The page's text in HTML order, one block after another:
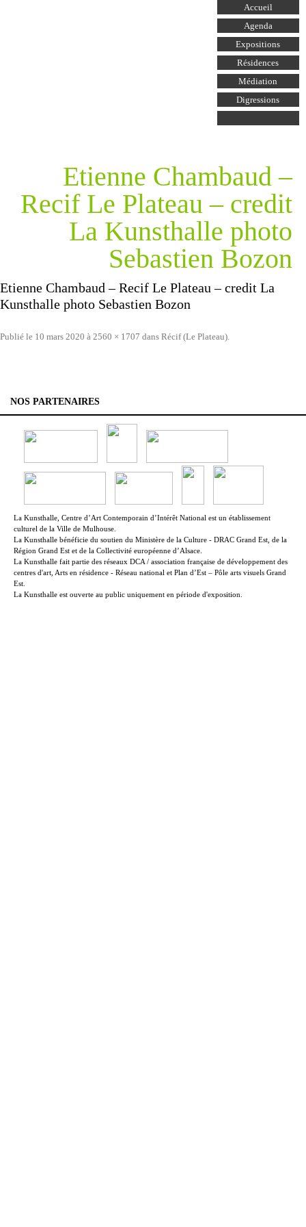
Aller au
contenu
principal
Accueil
Agenda
Expositions
Résidences
Médiation
Digressions
Etienne Chambaud –
Recif Le Plateau – credit
La Kunsthalle photo
Sebastien Bozon
Etienne Chambaud – Recif Le Plateau – credit La
Kunsthalle photo Sebastien Bozon
Publié le 10 mars 2020 à 2560 × 1707 dans Récif (Le Plateau).
NOS PARTENAIRES
La Kunsthalle, Centre d’Art Contemporain d’Intérêt National est un établissement
culturel de la Ville de Mulhouse.
La Kunsthalle bénéficie du soutien du Ministère de la Culture - DRAC Grand Est, de la
Région Grand Est et de la Collectivité européenne d’Alsace.
La Kunsthalle fait partie des réseaux DCA / association française de développement des
centres d'art, Arts en résidence - Réseau national et Plan d’Est – Pôle arts visuels Grand
Est.
La Kunsthalle est ouverte au public uniquement en période d'exposition.